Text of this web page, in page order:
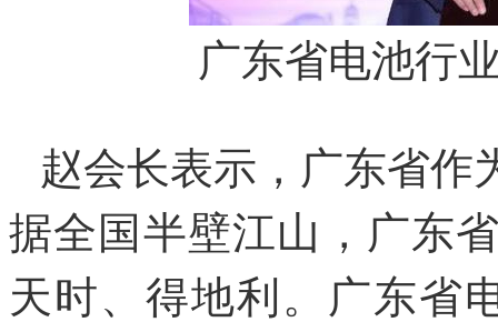
广东省电池行
赵会长表示，广东省作
据全国半壁江山，广东
天时、得地利。广东省